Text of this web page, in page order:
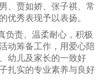
、贾如娇、张子祺、常
优秀表现予以表扬。
负责、温柔耐心，积极
动筹备工作，用爱心陪
幼儿及家长的一致好
扎实的专业素养与良好